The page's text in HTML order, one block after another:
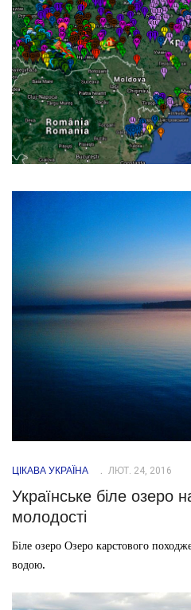
ЦІКАВА УКРАЇНА ЛЮТ. 24, 2016
Українське біле озеро
молодості
Біле озеро Озеро карстового
водою.